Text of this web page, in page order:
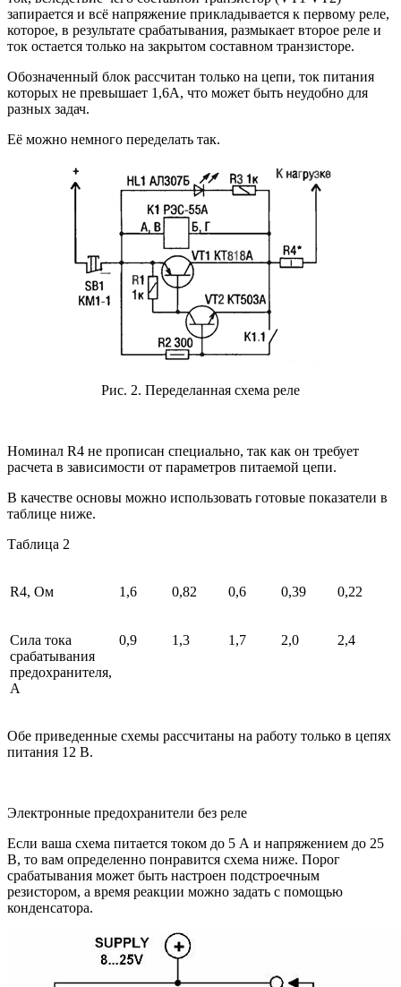
запирается и всё напряжение прикладывается к первому реле,
которое, в результате срабатывания, размыкает второе реле и
ток остается только на закрытом составном транзисторе.
Обозначенный блок рассчитан только на цепи, ток питания
которых не превышает 1,6А, что может быть неудобно для
разных задач.
Её можно немного переделать так.
Рис. 2. Переделанная схема реле
Номинал R4 не прописан специально, так как он требует
расчета в зависимости от параметров питаемой цепи.
В качестве основы можно использовать готовые показатели в
таблице ниже.
Таблица 2
R4, Ом 1,6 0,82 0,6 0,39 0,22
Сила тока
срабатывания
предохранителя,
А
0,9 1,3 1,7 2,0 2,4
Обе приведенные схемы рассчитаны на работу только в цепях
питания 12 В.
Электронные предохранители без реле
Если ваша схема питается током до 5 А и напряжением до 25
В, то вам определенно понравится схема ниже. Порог
срабатывания может быть настроен подстроечным
резистором, а время реакции можно задать с помощью
конденсатора.